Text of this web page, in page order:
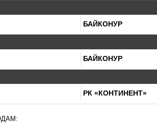
БАЙКОНУР
БАЙКОНУР
РК «КОНТИНЕНТ»